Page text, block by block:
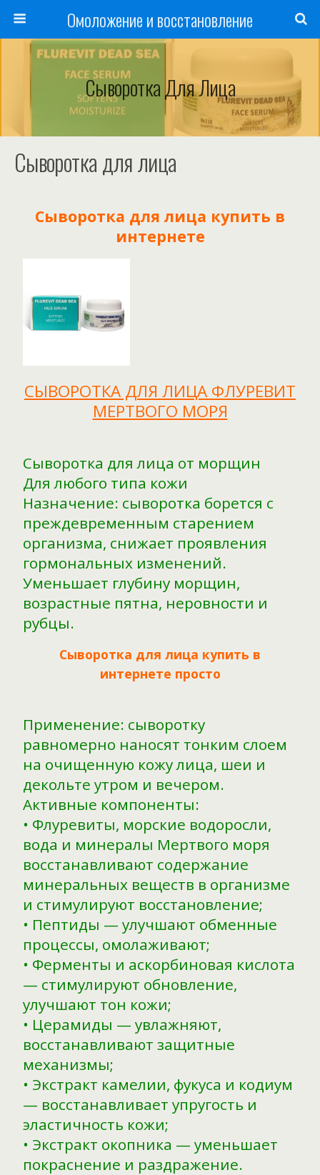
Омоложение и восстановление
Сыворотка Для Лица
Сыворотка для лица
Сыворотка для лица купить в
интернете
СЫВОРОТКА ДЛЯ ЛИЦА ФЛУРЕВИТ
МЕРТВОГО МОРЯ
Сыворотка для лица от морщин
Для любого типа кожи
Назначение: сыворотка борется с
преждевременным старением
организма, снижает проявления
гормональных изменений.
Уменьшает глубину морщин,
возрастные пятна, неровности и
рубцы.
Сыворотка для лица купить в
интернете просто
Применение: сыворотку
равномерно наносят тонким слоем
на очищенную кожу лица, шеи и
декольте утром и вечером.
Активные компоненты:
• Флуревиты, морские водоросли,
вода и минералы Мертвого моря
восстанавливают содержание
минеральных веществ в организме
и стимулируют восстановление;
• Пептиды — улучшают обменные
процессы, омолаживают;
• Ферменты и аскорбиновая кислота
— стимулируют обновление,
улучшают тон кожи;
• Церамиды — увлажняют,
восстанавливают защитные
механизмы;
• Экстракт камелии, фукуса и кодиум
— восстанавливает упругость и
эластичность кожи;
• Экстракт окопника — уменьшает
покраснение и раздражение.